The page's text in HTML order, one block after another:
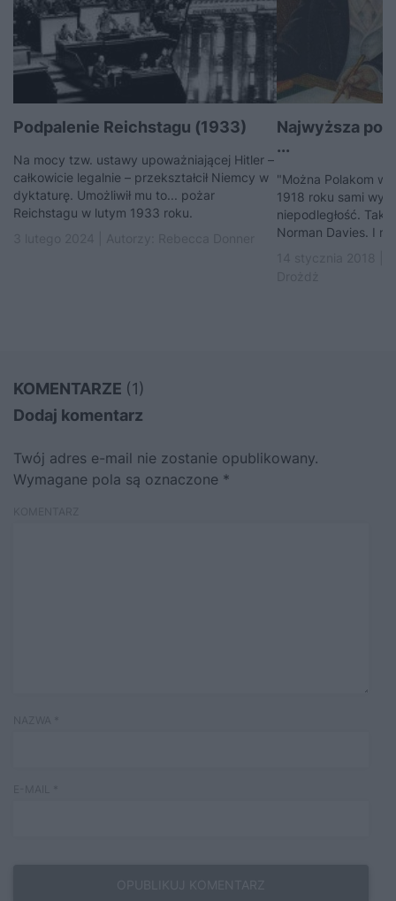
Podpalenie Reichstagu (1933)
Na mocy tzw. ustawy upoważniającej Hitler –
całkowicie legalnie – przekształcił Niemcy w
dyktaturę. Umożliwił mu to... pożar
Reichstagu w lutym 1933 roku.
Najwyższa
...
"Można Polakom
1918 roku sami
niepodległość. Tak
Norman Davies. I
KOMENTARZE (1)
Dodaj komentarz
Twój adres e-mail nie zostanie opublikowany.
Wymagane pola są oznaczone *